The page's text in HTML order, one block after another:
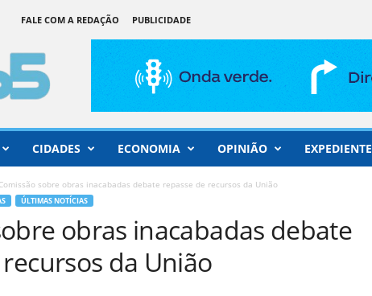
FALE COM A REDAÇÃO
PUBLICIDADE
CIDADES ECONOMIA OPINIÃO EXPEDIENTE
Comissão sobre obras inacabadas debate repasse de recursos da União
ÚLTIMAS NOTÍCIAS
obras inacabadas debate
da União